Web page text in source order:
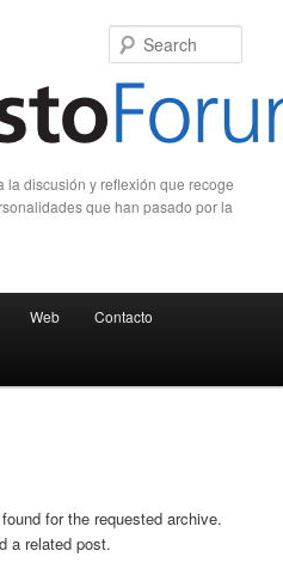
la discusión y reflexión que recoge
que han pasado por la
Web Contacto
for the requested archive.
a related post.